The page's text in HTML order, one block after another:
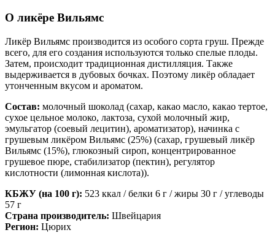
О ликёре Вильямс
Ликёр Вильямс производится из особого сорта груш. Прежде
всего, для его создания используются только спелые плоды.
Затем, происходит традиционная дистилляция. Также
выдерживается в дубовых бочках. Поэтому ликёр обладает
утонченным вкусом и ароматом.
Состав: молочный шоколад (сахар, какао масло, какао тертое,
сухое цельное молоко, лактоза, сухой молочный жир,
эмульгатор (соевый лецитин), ароматизатор), начинка с
грушевым ликёром Вильямс (25%) (сахар, грушевый ликёр
Вильямс (15%), глюкозный сироп, концентрированное
грушевое пюре, стабилизатор (пектин), регулятор
кислотности (лимонная кислота)).
КБЖУ (на 100 г): 523 ккал / белки 6 г / жиры 30 г / углеводы
57 г
Страна производитель: Швейцария
Регион: Цюрих